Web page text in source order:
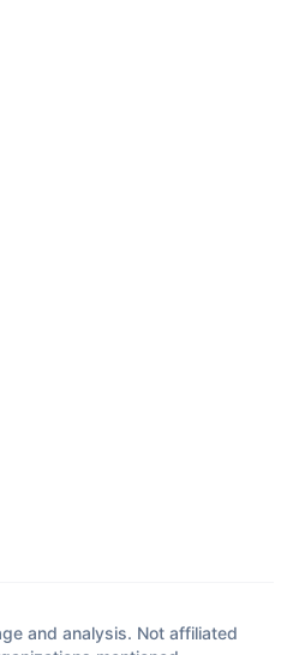
and analysis. Not affiliated